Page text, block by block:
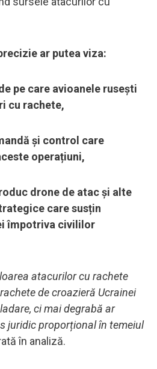
ar putea viza:
pe care avioanele rusești
cu rachete,
și control care
operațiuni,
drone de atac și alte
care susțin
împotriva civililor
atacurilor cu rachete
de croazieră Ucrainei
ci mai degrabă ar
juridic proporțional în temeiul
în analiză.